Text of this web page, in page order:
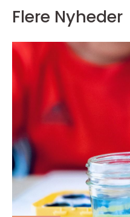
Flere Nyheder